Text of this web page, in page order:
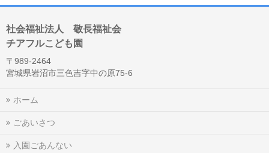
社会福祉法人 敬長福祉会
チアフルこども園
〒989-2464
宮城県岩沼市三色吉字中の原75-6
ホーム
ごあいさつ
入園ごあんない